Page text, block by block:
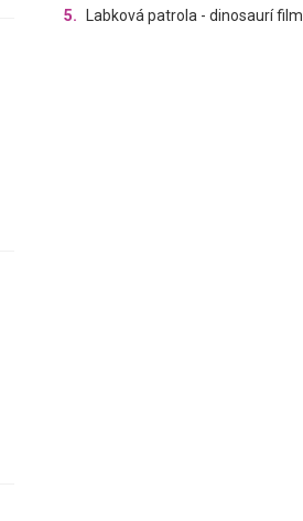
5. Labková patrola - dinosaurí film